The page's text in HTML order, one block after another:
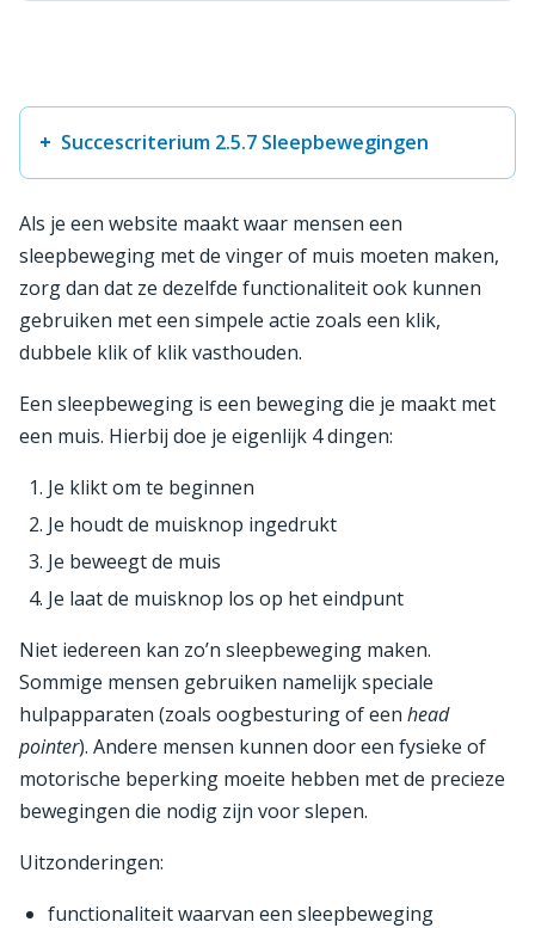
Succescriterium 2.5.7 Sleepbewegingen
Als je een website maakt waar mensen een
sleepbeweging met de vinger of muis moeten maken,
zorg dan dat ze dezelfde functionaliteit ook kunnen
gebruiken met een simpele actie zoals een klik,
dubbele klik of klik vasthouden.
Een sleepbeweging is een beweging die je maakt met
een muis. Hierbij doe je eigenlijk 4 dingen:
Je klikt om te beginnen
Je houdt de muisknop ingedrukt
Je beweegt de muis
Je laat de muisknop los op het eindpunt
Niet iedereen kan zo’n sleepbeweging maken.
Sommige mensen gebruiken namelijk speciale
hulpapparaten (zoals oogbesturing of een head
pointer). Andere mensen kunnen door een fysieke of
motorische beperking moeite hebben met de precieze
bewegingen die nodig zijn voor slepen.
Uitzonderingen:
functionaliteit waarvan een sleepbeweging